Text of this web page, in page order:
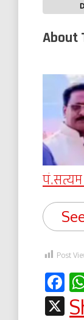
About
पं.सत्यम
Post
X